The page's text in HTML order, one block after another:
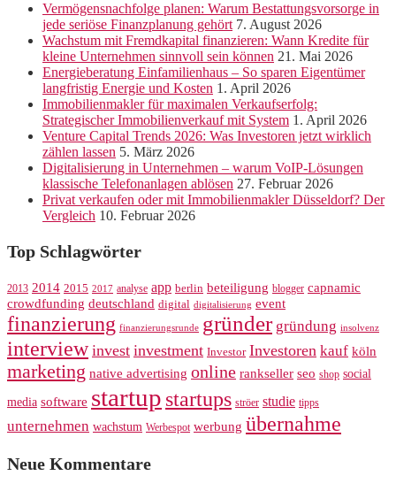
Vermögensnachfolge planen: Warum Bestattungsvorsorge in
jede seriöse Finanzplanung gehört 7. August 2026
Wachstum mit Fremdkapital finanzieren: Wann Kredite für
kleine Unternehmen sinnvoll sein können 21. Mai 2026
Energieberatung Einfamilienhaus – So sparen Eigentümer
langfristig Energie und Kosten 1. April 2026
Immobilienmakler für maximalen Verkaufserfolg:
Strategischer Immobilienverkauf mit System 1. April 2026
Venture Capital Trends 2026: Was Investoren jetzt wirklich
zählen lassen 5. März 2026
Digitalisierung in Unternehmen – warum VoIP-Lösungen
klassische Telefonanlagen ablösen 27. Februar 2026
Privat verkaufen oder mit Immobilienmakler Düsseldorf? Der
Vergleich 10. Februar 2026
Top Schlagwörter
2013 2014 2015 2017 analyse app berlin beteiligung blogger capnamic
crowdfunding deutschland digital digitalisierung event
finanzierung finanzierungsrunde gründer gründung insolvenz
interview invest investment Investor Investoren kauf köln
marketing native advertising online rankseller seo shop social
media software startup startups ströer studie tipps
unternehmen wachstum Werbespot werbung übernahme
Neue Kommentare